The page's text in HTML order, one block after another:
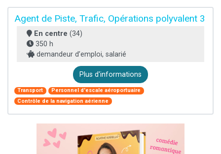
Agent de Piste, Trafic, Opérations polyvalent 3
En centre (34)
350 h
demandeur d’emploi, salarié
Plus d'informations
Transport
Personnel d'escale aéroportuaire
Contrôle de la navigation aérienne